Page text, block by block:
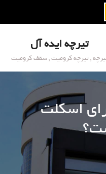
تیرچه ایده آل
, تیرچه کرومیت , سقف کرومیت
اسکلت